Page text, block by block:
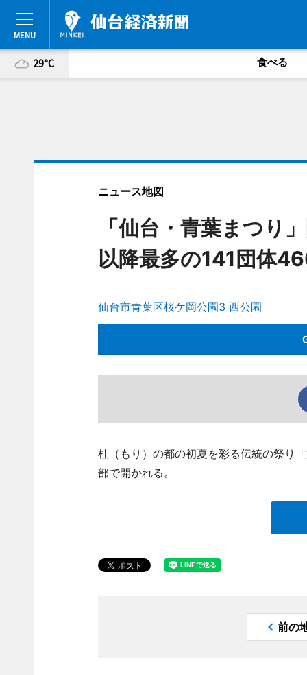
29°C 食べる
ニュース地図
「仙台・青葉まつ
以降最多の141団体
仙台市青葉区桜ケ岡公園3 西公園
杜（もり）の都の初夏を彩る伝統の祭り
部で開かれる。
前の